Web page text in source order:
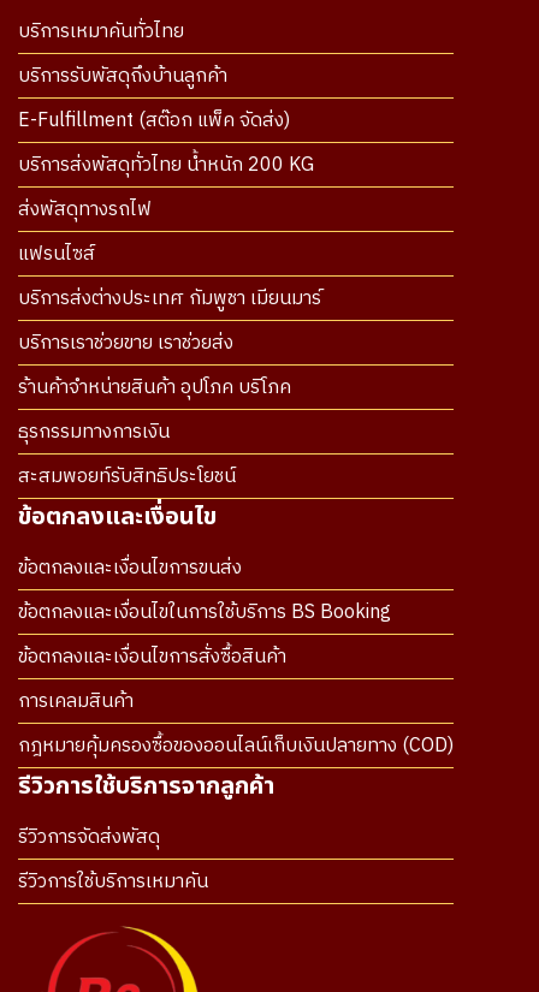
บริการเหมาคันทั่วไทย
บริการรับพัสดุถึงบ้านลูกค้า
E-Fulfillment (สต๊อก แพ็ค จัดส่ง)
บริการส่งพัสดุทั่วไทย น้ำหนัก 200 KG
ส่งพัสดุทางรถไฟ
แฟรนไซส์
บริการส่งต่างประเทศ กัมพูชา เมียนมาร์
บริการเราช่วยขาย เราช่วยส่ง
ร้านค้าจำหน่ายสินค้า อุปโภค บริโภค
ธุรกรรมทางการเงิน
สะสมพอยท์รับสิทธิประโยชน์
ข้อตกลงและเงื่อนไข
ข้อตกลงและเงื่อนไขการขนส่ง
ข้อตกลงและเงื่อนไขในการใช้บริการ BS Booking
ข้อตกลงและเงื่อนไขการสั่งซื้อสินค้า
การเคลมสินค้า
กฎหมายคุ้มครองซื้อของออนไลน์เก็บเงินปลายทาง (COD)
รีวิวการใช้บริการจากลูกค้า
รีวิวการจัดส่งพัสดุ
รีวิวการใช้บริการเหมาคัน